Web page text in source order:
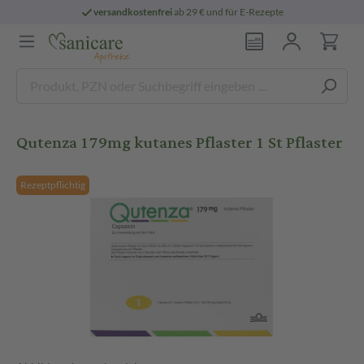
versandkostenfreiab 29 € und für E-Rezepte
Qutenza 179mg kutanes Pflaster 1 St Pflaster
Rezeptpflichtig